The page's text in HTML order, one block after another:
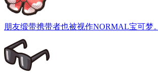
朋友缎带携带者也被视作NORMAL宝可梦。